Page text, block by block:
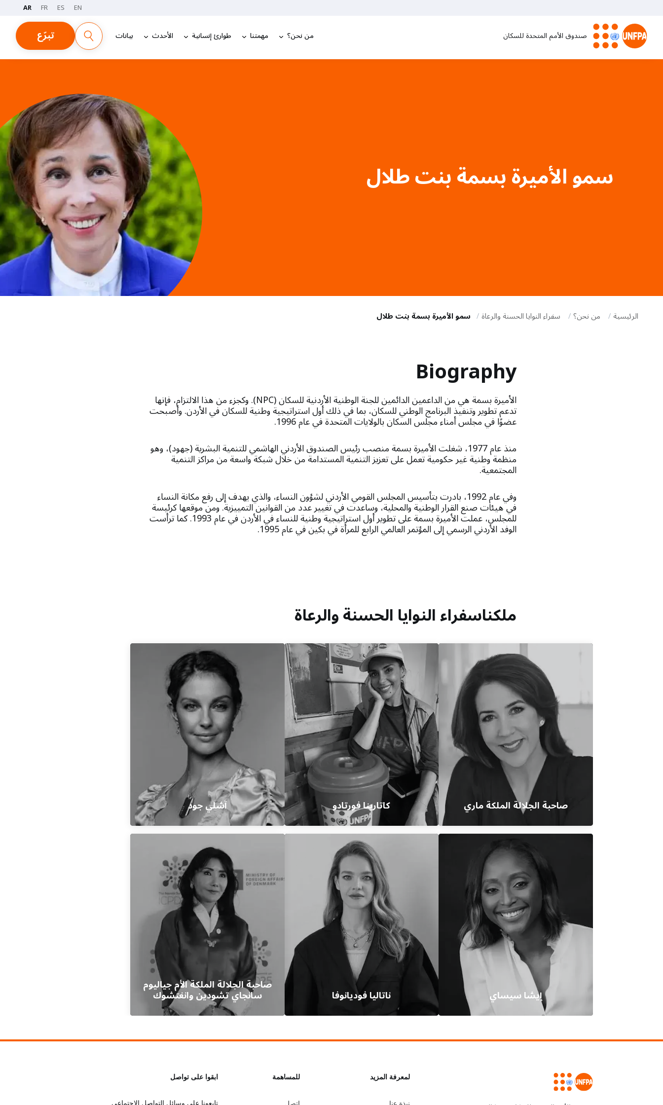
المحتوى
الرئيسي
EN
ES
FR
AR
صندوق الأمم المتحدة للسكان من نحن؟ مهمتنا طوارئ إنسانية الأحدث بيانات تبرّع
M
a
سمو الأميرة بسمة بنت طلال
الرئيسية من نحن؟ سفراء النوايا الحسنة والرعاة سمو الأميرة بسمة بنت طلال
Biography
الأميرة بسمة هي من الداعمين الدائمين للجنة الوطنية الأردنية للسكان (NPC). وكجزء من هذا الالتزام، فإنها
تدعم تطوير وتنفيذ البرنامج الوطني للسكان، بما في ذلك أول استراتيجية وطنية للسكان في الأردن. وأصبحت
عضوًا في مجلس أمناء مجلس السكان بالولايات المتحدة في عام 1996.
منذ عام 1977، شغلت الأميرة بسمة منصب رئيس الصندوق الأردني الهاشمي للتنمية البشرية (جهود)، وهو
منظمة وطنية غير حكومية تعمل على تعزيز التنمية المستدامة من خلال شبكة واسعة من مراكز التنمية
المجتمعية.
وفي عام 1992، بادرت بتأسيس المجلس القومي الأردني لشؤون النساء، والذي يهدف إلى رفع مكانة النساء
في هيئات صنع القرار الوطنية والمحلية، وساعدت في تغيير عدد من القوانين التمييزية. ومن موقعها كرئيسة
للمجلس، عملت الأميرة بسمة على تطوير أول استراتيجية وطنية للنساء في الأردن في عام 1993. كما ترأست
الوفد الأردني الرسمي إلى المؤتمر العالمي الرابع للمرأة في بكين في عام 1995.
ملكناسفراء النوايا الحسنة والرعاة
صاحبة الجلالة الملكة ماري كاتارينا فورتادو آشلي جود
إيشا سيساي ناتاليا فوديانوفا
صاحبة الجلالة الملكة الأم جياليوم
سانجاي تشودين وانغتشوك
L
لمعرفة المزيد
G
للمساهمة ابقوا على تواصل
تابعونا على وسائل التواصل الاجتماعي